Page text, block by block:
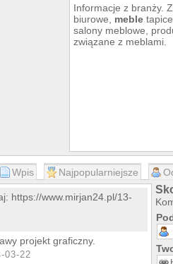
Informacje z branży.
biurowe, meble
salony meblowe,
związane z meblami.
Wpis Najpopularniejsze
https://www.mirjan24.pl/13-
projekt graficzny.
03-22